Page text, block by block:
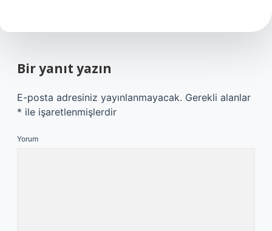
Bir yanıt yazın
E-posta adresiniz yayınlanmayacak. Gerekli alanlar
* ile işaretlenmişlerdir
Yorum